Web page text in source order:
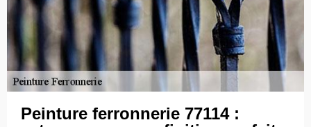
Peinture ferronnerie 77114 :